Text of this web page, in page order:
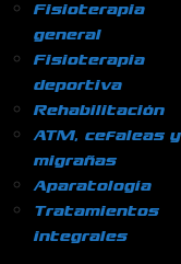
Fisioterapia
general
Fisioterapia
deportiva
Rehabilitación
ATM, cefaleas y
migrañas
Aparatología
Tratamientos
integrales